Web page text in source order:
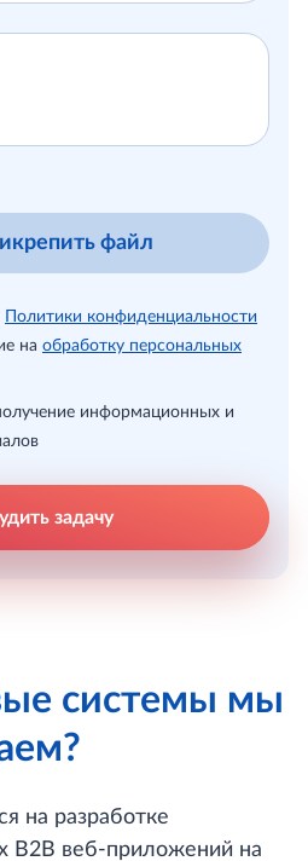
файл
Политики конфиденциальности
на обработку персональных
информационных и
задачу
системы мы
на разработке
B2B веб-приложений на